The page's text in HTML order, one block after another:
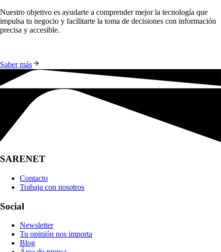
Nuestro objetivo es ayudarte a comprender mejor la tecnología que
impulsa tu negocio y facilitarte la toma de decisiones con información
precisa y accesible.
Saber más
SARENET
Contacto
Trabaja con nosotros
Social
Newsletter
Tu opinión nos importa
Blog